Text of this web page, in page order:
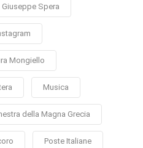
Giuseppe Spera
Mongiello
Musica
della Magna Grecia
Poste Italiane